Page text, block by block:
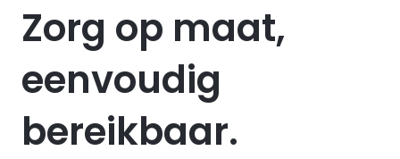
Zorg op maat,
eenvoudig
bereikbaar.